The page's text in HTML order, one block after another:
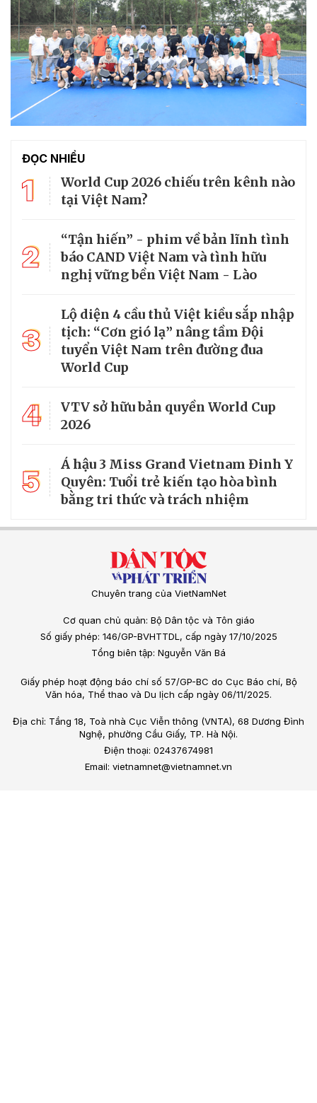
ĐỌC NHIỀU
1
World Cup 2026 chiếu trên kênh nào
tại Việt Nam?
2
“Tận hiến” - phim về bản lĩnh tình
báo CAND Việt Nam và tình hữu
nghị vững bền Việt Nam - Lào
3
Lộ diện 4 cầu thủ Việt kiều sắp nhập
tịch: “Cơn gió lạ” nâng tầm Đội
tuyển Việt Nam trên đường đua
World Cup
4
VTV sở hữu bản quyền World Cup
2026
5
Á hậu 3 Miss Grand Vietnam Đinh Y
Quyên: Tuổi trẻ kiến tạo hòa bình
bằng tri thức và trách nhiệm
Chuyên trang của VietNamNet
Cơ quan chủ quản: Bộ Dân tộc và Tôn giáo
Số giấy phép: 146/GP-BVHTTDL, cấp ngày 17/10/2025
Tổng biên tập: Nguyễn Văn Bá
Giấy phép hoạt động báo chí số 57/GP-BC do Cục Báo chí, Bộ
Văn hóa, Thể thao và Du lịch cấp ngày 06/11/2025.
Địa chỉ: Tầng 18, Toà nhà Cục Viễn thông (VNTA), 68 Dương Đình
Nghệ, phường Cầu Giấy, TP. Hà Nội.
Điện thoại: 02437674981
Email: vietnamnet@vietnamnet.vn